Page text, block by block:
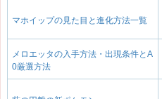
マホイップの見た目と進化方法一覧
メロエッタの入手方法・出現条件とA
0厳選方法